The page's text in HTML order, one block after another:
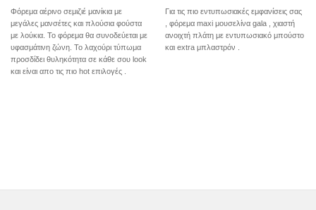
Φόρεμα αέρινο σεμιζιέ μανίκια με
μεγάλες μανσέτες και πλούσια φούστα
με λούκια. Το φόρεμα θα συνοδεύεται με
υφασμάτινη ζώνη. Το λαχούρι τύπωμα
προσδίδει θυληκότητα σε κάθε σου look
και είναι απο τις πιο hot επιλογές .
Για τις πιο εντυπωσιακές εμφανίσεις σας
, φόρεμα maxi μουσελίνα gala , χιαστή
ανοιχτή πλάτη με εντυπωσιακό μπούστο
και extra μπλαστρόν .